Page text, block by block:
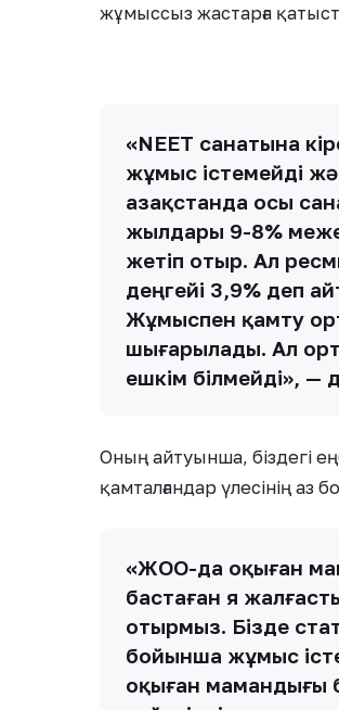
жұмыссыз жастарға
«NEET санатына
жұмыс істемейді
Қазақстанда осы
жылдары 9-8%
жетіп отыр. Ал
деңгейі 3,9% деп
Жұмыспен қамту
шығарылады. Ал
ешкім білмейді», —
Оның айтуынша, біздегі
қамталғандар үлесінің аз
«ЖОО-да оқыған
бастаған я
отырмыз. Бізде
бойынша жұмыс
оқыған мамандығы